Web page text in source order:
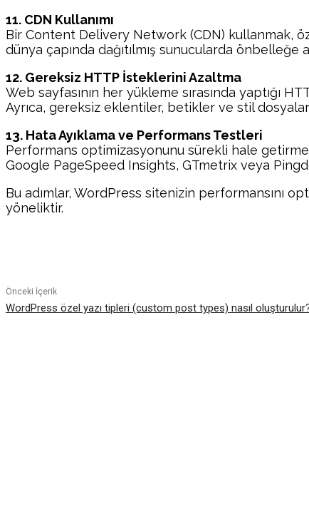
11. CDN Kullanımı
Bir Content Delivery Network (CDN) kullanmak,
dünya çapında dağıtılmış sunucularda önbelleğe
12. Gereksiz HTTP İsteklerini Azaltma
Web sayfasının her yükleme sırasında yaptığı
Ayrıca, gereksiz eklentiler, betikler ve stil dosyaları
13. Hata Ayıklama ve Performans Testleri
Performans optimizasyonunu sürekli hale
Google PageSpeed Insights, GTmetrix veya
Bu adımlar, WordPress sitenizin performansını
yöneliktir.
Önceki İçerik
WordPress özel yazı tipleri (custom post types) nasıl